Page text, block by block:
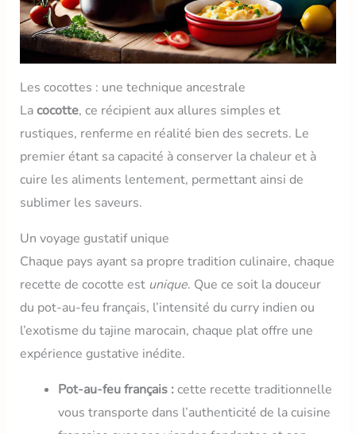
Les cocottes : une technique ancestrale
Lacocotte, ce récipient aux allures simples et
rustiques, renferme en réalité bien des secrets. Le
premier étant sa capacité à conserver la chaleur et à
cuire les aliments lentement, permettant ainsi de
sublimer les saveurs.
Un voyage gustatif unique
Chaque pays ayant sa propre tradition culinaire, chaque
recette de cocotte est unique. Que ce soit la douceur
du pot-au-feu français, l’intensité du curry indien ou
l’exotisme du tajine marocain, chaque plat offre une
expérience gustative inédite.
Pot-au-feu français :cette recette traditionnelle
vous transporte dans l’authenticité de la cuisine